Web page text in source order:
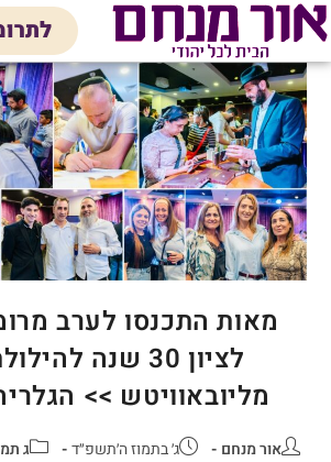
לתוכן
מאות התכנסו לערב
לציון 30 שנה
מליובאוויטש >>
אור מנחם ג׳ בתמוז ה׳תשפ״ד ג